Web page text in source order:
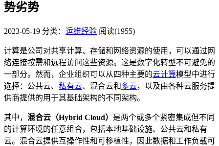
势劣势
2023-05-19 分类： 运维经验 阅读(1955)
计算是公司对共享计算、存储和网络资源的使用，可以通过网
络连接按需和远程访问这些资源。这是数字化转型不可避免的
一部分。然而，企业组织可以从四种主要的云计算模型中进行
选择：公共云、 私有云、混合云和多云，以及由各种云服务提
供商提供的用于其基础架构的不同架构。
其中， 混合云（Hybrid Cloud） 是两个或多个紧密集成但不同
的计算环境的任意组合，包括本地基础设施、公共云和私有
云。混合云提供互操作性和可移植性，因此数据和工作负载可